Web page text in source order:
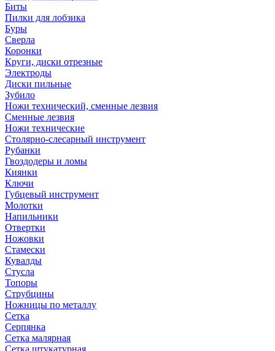
Биты
Пилки для лобзика
Буры
Сверла
Коронки
Круги, диски отрезные
Электроды
Диски пильные
Зубило
Ножи технический, сменные лезвия
Сменные лезвия
Ножи технические
Столярно-слесарный инструмент
Рубанки
Гвоздодеры и ломы
Киянки
Ключи
Губцевый инструмент
Молотки
Напильники
Отвертки
Ножовки
Стамески
Кувалды
Стусла
Топоры
Струбцины
Ножницы по металлу
Сетка
Серпянка
Сетка малярная
Сетка штукатурная